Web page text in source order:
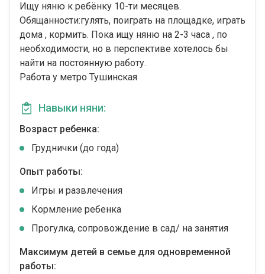
Ищу няню к ребёнку 10-ти месяцев.
Обящанности:гулять, поиграть на площадке, играть
дома , кормить. Пока ищу няню на 2-3 часа , по
необходимости, но в перспективе хотелось бы
найти на постоянную работу.
Работа у метро Тушинская
Навыки няни:
Возраст ребенка:
Груднички (до года)
Опыт работы:
Игры и развлечения
Кормление ребенка
Прогулка, сопровождение в сад/ на занятия
Максимум детей в семье для одновременной
работы: